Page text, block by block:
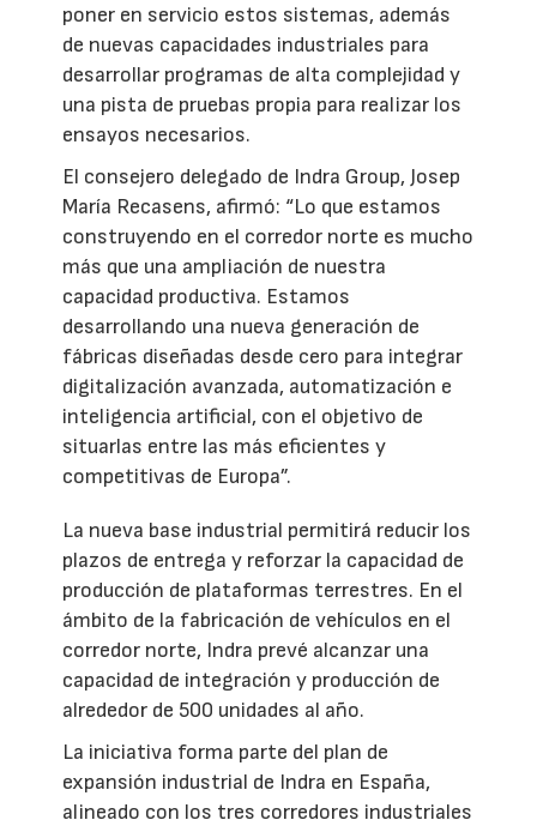
poner en servicio estos sistemas, además
de nuevas capacidades industriales para
desarrollar programas de alta complejidad y
una pista de pruebas propia para realizar los
ensayos necesarios.
El consejero delegado de Indra Group, Josep
María Recasens, afirmó: “Lo que estamos
construyendo en el corredor norte es mucho
más que una ampliación de nuestra
capacidad productiva. Estamos
desarrollando una nueva generación de
fábricas diseñadas desde cero para integrar
digitalización avanzada, automatización e
inteligencia artificial, con el objetivo de
situarlas entre las más eficientes y
competitivas de Europa”.
La nueva base industrial permitirá reducir los
plazos de entrega y reforzar la capacidad de
producción de plataformas terrestres. En el
ámbito de la fabricación de vehículos en el
corredor norte, Indra prevé alcanzar una
capacidad de integración y producción de
alrededor de 500 unidades al año.
La iniciativa forma parte del plan de
expansión industrial de Indra en España,
alineado con los tres corredores industriales